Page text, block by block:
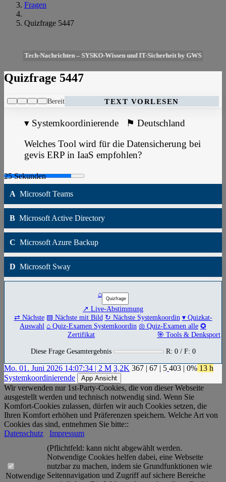
Fragen
Quizfrage 5447
Tech-Nachrichten – SYSKO-Wissen und IT-Sicherheit by GWS
Quizfrage 5447
Bereit TEXT VORLESEN
▾ Systemkoordinierende ⚑ Deutschland
Welches Tool wird für die Datensicherung bei
gevis ERP in IaaS empfohlen?
A Microsoft Teams
B Microsoft Active Directory
C Microsoft Azure Backup
D Microsoft Sway
⌂
↗ Live-Abstimmung
⇄ Nächste ▧ Nächste mit Bild ↻ Nächste Systemkoordin ▾ Quizkat-
Auswahl ⌂ Quiz-Examen Systemkoordin ◎ Quiz-Examen alle ✪
Zertifikat
🎯 Tools & Denksport
Diese Frage Gesamtergebnis R: 0 / F: 0
Mo. 01. Juni 2026 14:07:34 | 2 M 3,2K 367 | 67 | 5 403 | 0% 13 h
Systemkoordinierende
App Ansicht
Wir verwenden nur 1st-Party-Cookies, die von dieser Webseite
ausgestellt werden und technisch notwendig sind. Wenn Sie
Komfort-Cookies zulassen, dürfen wir auch Cookies setzen, die
Ihren Komfort erhöhen und Präferenzen speichern. Welche Art von
Cookies das sind, entnehmen Sie bitte::
Datenschutz
Impressum
Notwendige
(Pflichtfeld: kann nicht abgewählt werden.
Notwendige Cookies helfen dabei, eine Webseite
nutzbar zu machen, indem sie Grundfunktionen wie
Seitennavigation und Zugriff auf sichere Bereiche